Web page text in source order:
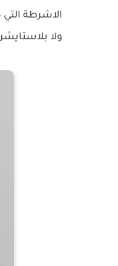
الاشرطة التي
ولا